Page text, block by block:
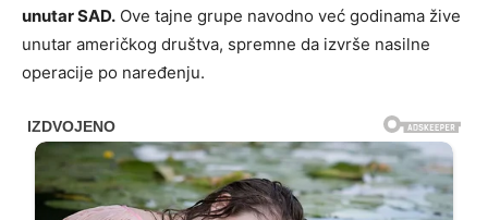
unutar SAD. Ove tajne grupe navodno već godinama žive
unutar američkog društva, spremne da izvrše nasilne
operacije po naređenju.